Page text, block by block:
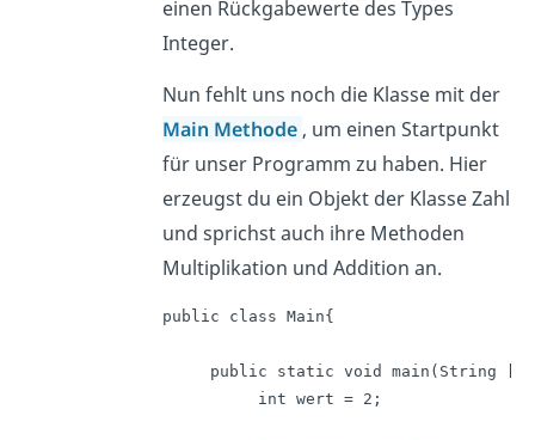
einen Rückgabewerte des Types
Integer.
Nun fehlt uns noch die Klasse mit der
Main Methode , um einen Startpunkt
für unser Programm zu haben. Hier
erzeugst du ein Objekt der Klasse Zahl
und sprichst auch ihre Methoden
Multiplikation und Addition an.
public class Main{
public static void main(String
          int wert = 2;